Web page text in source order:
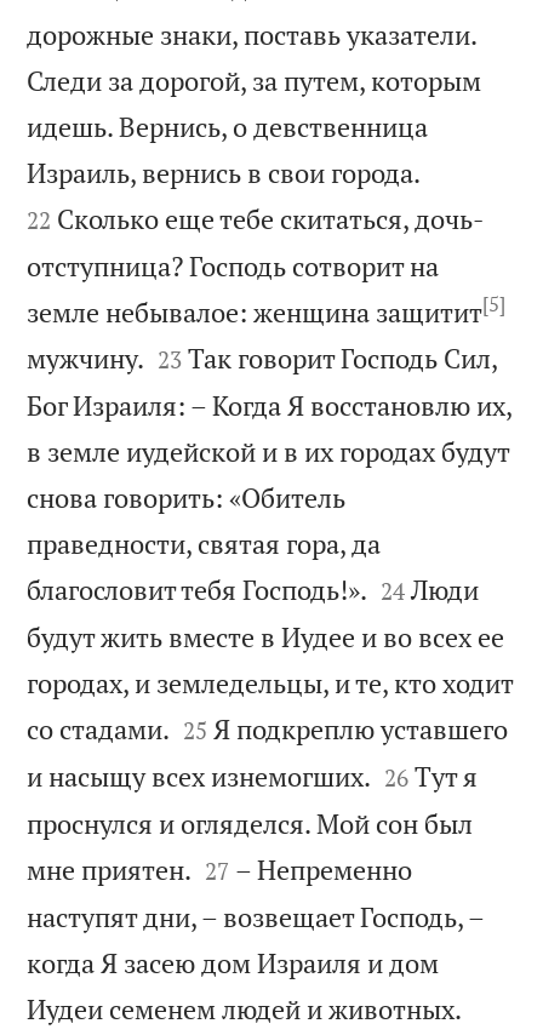
дорожные знаки, поставь указатели.
Следи за дорогой, за путем, которым
идешь. Вернись, о девственница
Израиль, вернись в свои города.
22 Сколько еще тебе скитаться, дочь-
отступница? Господь сотворит на
земле небывалое: женщина защитит[5]
мужчину. 

23 Так говорит Господь Сил,
Бог Израиля: – Когда Я восстановлю их,
в земле иудейской и в их городах будут
снова говорить: «Обитель
праведности, святая гора, да
благословит тебя Господь!». 

24 Люди
будут жить вместе в Иудее и во всех ее
городах, и земледельцы, и те, кто ходит
со стадами. 

25 Я подкреплю уставшего
и насыщу всех изнемогших. 

26 Тут я
проснулся и огляделся. Мой сон был
мне приятен. 

27 – Непременно
наступят дни, – возвещает Господь, –
когда Я засею дом Израиля и дом
Иудеи семенем людей и животных.